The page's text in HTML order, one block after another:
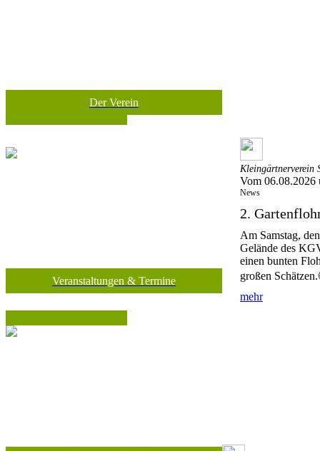
Der Verein
Veranstaltungen & Termine
Kleingärtnerverein
Vom 06.08.2026
News
2.
Am Samstag,
Gelände des
einen bunten
großen
mehr